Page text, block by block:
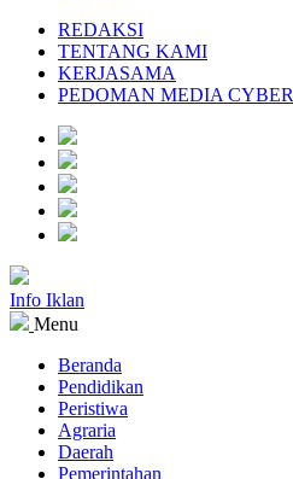
REDAKSI
TENTANG KAMI
KERJASAMA
PEDOMAN MEDIA CYBER
Info Iklan
Menu
Beranda
Pendidikan
Peristiwa
Agraria
Daerah
Pemerintahan